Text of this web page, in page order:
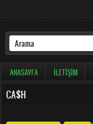
ANASAYFA İLETIŞIM
CA$H